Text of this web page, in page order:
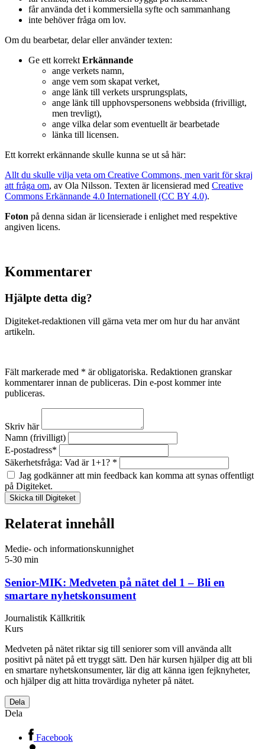
får använda det i kommersiella syfte och sammanhang
inte behöver fråga om lov.
Om du bearbetar, delar eller använder texten:
Ge ett korrekt Erkännande
ange verkets namn,
ange vem som skapat verket,
ange länk till verkets ursprungsplats,
ange länk till upphovspersonens webbsida (frivilligt,
men trevligt),
ange vilka delar som eventuellt är bearbetade
länka till licensen.
Ett korrekt erkännande skulle kunna se ut så här:
Allt du skulle vilja veta om Creative Commons, men varit för skraj
att fråga om, av Ola Nilsson. Texten är licensierad med Creative
Commons Erkännande 4.0 Internationell (CC BY 4.0).
Foton på denna sidan är licensierade i enlighet med respektive
angiven licens.
Kommentarer
Hjälpte detta dig?
Digiteket-redaktionen vill gärna veta mer om hur du har använt
artikeln.
Fält markerade med * är obligatoriska. Redaktionen granskar
kommentarer innan de publiceras. Din e-post kommer inte
publiceras.
Skriv här
Namn (frivilligt)
E-postadress*
Säkerhetsfråga: Vad är 1+1? *
Jag godkänner att min feedback kan komma att synas offentligt
på Digiteket.
Relaterat innehåll
Medie- och informationskunnighet
5-30 min
Senior-MIK: Medveten på nätet del 1 – Bli en
smartare nyhetskonsument
Journalistik Källkritik
Kurs
Medveten på nätet riktar sig till seniorer som vill använda allt
positivt på nätet på ett tryggt sätt. Den här kursen hjälper dig att bli
en smartare nyhetskonsumenter, lär dig att känna igen fejknyheter,
och hjälper dig att hitta trovärdiga nyheter på nätet.
Dela
Dela
Facebook